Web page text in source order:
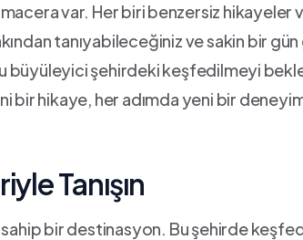
var. Her biri⁤ benzersiz hikayeler
‌tanıyabileceğiniz ve sakin bir⁢
büyüleyici şehirdeki keşfedilmeyi
bir hikaye, her adımda yeni bir
Tanışın
bir‌ destinasyon. Bu şehirde